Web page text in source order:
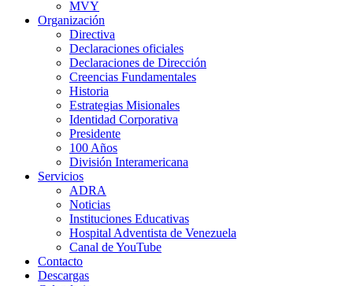
MVY
Organización
Directiva
Declaraciones oficiales
Declaraciones de Dirección
Creencias Fundamentales
Historia
Estrategias Misionales
Identidad Corporativa
Presidente
100 Años
División Interamericana
Servicios
ADRA
Noticias
Instituciones Educativas
Hospital Adventista de Venezuela
Canal de YouTube
Contacto
Descargas